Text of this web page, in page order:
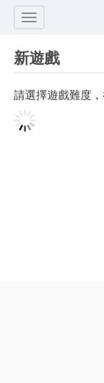
新遊戲
請選擇遊戲難度